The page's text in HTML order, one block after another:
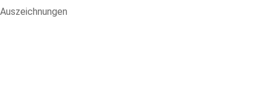
Auszeichnungen